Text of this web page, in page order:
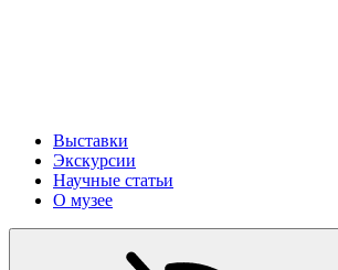
Выставки
Экскурсии
Научные статьи
О музее